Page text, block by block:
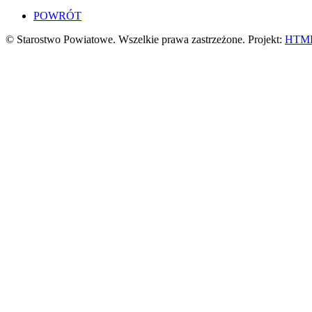
POWRÓT
© Starostwo Powiatowe. Wszelkie prawa zastrzeżone. Projekt: